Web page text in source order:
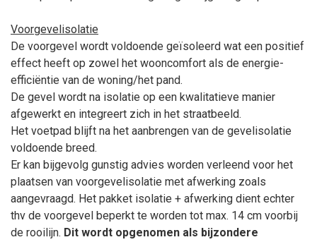
Voorgevelisolatie
De voorgevel wordt voldoende geïsoleerd wat een positief
effect heeft op zowel het wooncomfort als de energie-
efficiëntie van de woning/het pand.
De gevel wordt na isolatie op een kwalitatieve manier
afgewerkt en integreert zich in het straatbeeld.
Het voetpad blijft na het aanbrengen van de gevelisolatie
voldoende breed.
Er kan bijgevolg gunstig advies worden verleend voor het
plaatsen van voorgevelisolatie met afwerking zoals
aangevraagd. Het pakket isolatie + afwerking dient echter
thv de voorgevel beperkt te worden tot max. 14 cm voorbij
de rooilijn. Dit wordt opgenomen als bijzondere